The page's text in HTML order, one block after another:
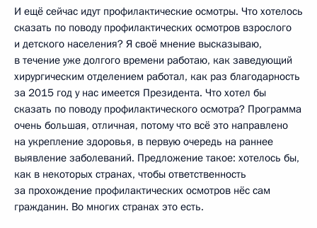
И ещё сейчас идут профилактические осмотры. Что хотелось
сказать по поводу профилактических осмотров взрослого
и детского населения? Я своё мнение высказываю,
в течение уже долгого времени работаю, как заведующий
хирургическим отделением работал, как раз благодарность
за 2015 год у нас имеется Президента. Что хотел бы
сказать по поводу профилактического осмотра? Программа
очень большая, отличная, потому что всё это направлено
на укрепление здоровья, в первую очередь на раннее
выявление заболеваний. Предложение такое: хотелось бы,
как в некоторых странах, чтобы ответственность
за прохождение профилактических осмотров нёс сам
гражданин. Во многих странах это есть.